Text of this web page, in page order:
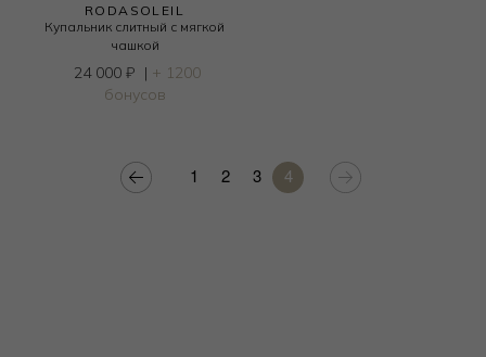
RODASOLEIL
Купальник слитный с мягкой
чашкой
24 000 ₽ | + 1200
бонусов
1 2 3 4